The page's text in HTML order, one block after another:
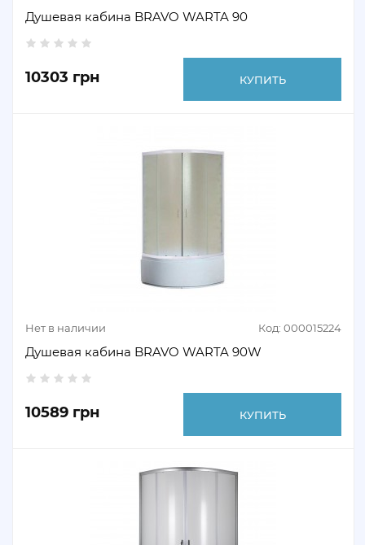
Душевая кабина BRAVO WARTA 90
10303 грн КУПИТЬ
Нет в наличии Код: 000015224
Душевая кабина BRAVO WARTA 90W
10589 грн КУПИТЬ